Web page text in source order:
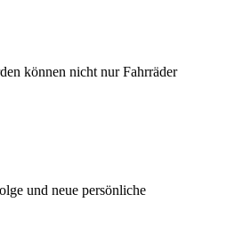
können nicht nur Fahrräder
und neue persönliche